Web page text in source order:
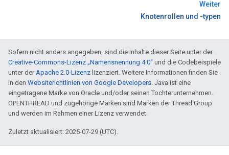
Weiter
Knotenrollen und -typen
Sofern nicht anders angegeben, sind die Inhalte dieser Seite unter der
Creative-Commons-Lizenz „Namensnennung 4.0“ und die Codebeispiele
unter derApache 2.0-Lizenz lizenziert. Weitere Informationen finden Sie
in den Websiterichtlinien von Google Developers. Java ist eine
eingetragene Marke von Oracle und/oder seinen Tochterunternehmen.
OPENTHREAD und zugehörige Marken sind Marken der Thread Group
und werden im Rahmen einer Lizenz verwendet.
Zuletzt aktualisiert: 2025-07-29 (UTC).